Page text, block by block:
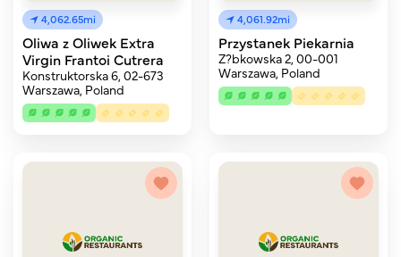
4,062.65mi
Oliwa z Oliwek Extra
Virgin Frantoi Cutrera
Konstruktorska 6, 02-673
Warszawa, Poland
4,061.92mi
Przystanek Piekarnia
Z?bkowska 2, 00-001
Warszawa, Poland